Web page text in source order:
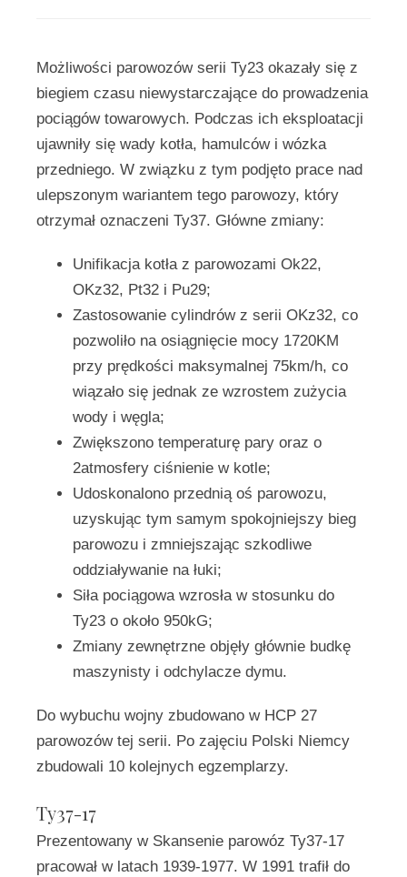
Możliwości parowozów serii Ty23 okazały się z
biegiem czasu niewystarczające do prowadzenia
pociągów towarowych. Podczas ich eksploatacji
ujawniły się wady kotła, hamulców i wózka
przedniego. W związku z tym podjęto prace nad
ulepszonym wariantem tego parowozy, który
otrzymał oznaczeni Ty37. Główne zmiany:
Unifikacja kotła z parowozami Ok22,
OKz32, Pt32 i Pu29;
Zastosowanie cylindrów z serii OKz32, co
pozwoliło na osiągnięcie mocy 1720KM
przy prędkości maksymalnej 75km/h, co
wiązało się jednak ze wzrostem zużycia
wody i węgla;
Zwiększono temperaturę pary oraz o
2atmosfery ciśnienie w kotle;
Udoskonalono przednią oś parowozu,
uzyskując tym samym spokojniejszy bieg
parowozu i zmniejszając szkodliwe
oddziaływanie na łuki;
Siła pociągowa wzrosła w stosunku do
Ty23 o około 950kG;
Zmiany zewnętrzne objęły głównie budkę
maszynisty i odchylacze dymu.
Do wybuchu wojny zbudowano w HCP 27
parowozów tej serii. Po zajęciu Polski Niemcy
zbudowali 10 kolejnych egzemplarzy.
Ty37-17
Prezentowany w Skansenie parowóz Ty37-17
pracował w latach 1939-1977. W 1991 trafił do